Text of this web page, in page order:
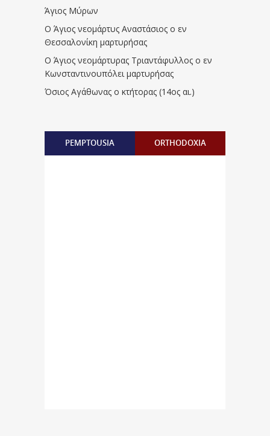
Άγιος Μύρων
Ο Άγιος νεομάρτυς Αναστάσιος ο εν
Θεσσαλονίκη μαρτυρήσας
Ο Άγιος νεομάρτυρας Τριαντάφυλλος ο εν
Κωνσταντινουπόλει μαρτυρήσας
Όσιος Αγάθωνας ο κτήτορας (14ος αι.)
PEMPTOUSIA ORTHODOXIA